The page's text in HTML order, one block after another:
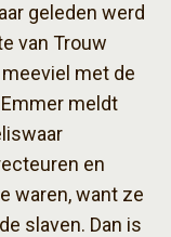
geleden werd
van Trouw
met de
meldt
en
waren, want ze
slaven. Dan is